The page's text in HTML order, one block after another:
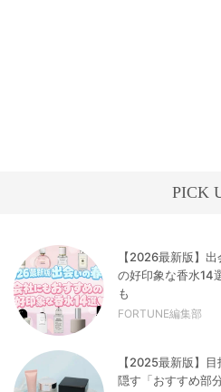
PICK
【2026最新版】
の好印象な香水14
も
FORTUNE編集部
【2025最新版】
隠す「おすすめ部